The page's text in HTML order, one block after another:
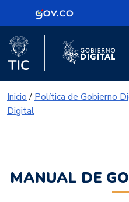
Logo
PortalLogo del Ministerio TIC
Inicio/ Política de Gobierno
Digital
MANUAL DE